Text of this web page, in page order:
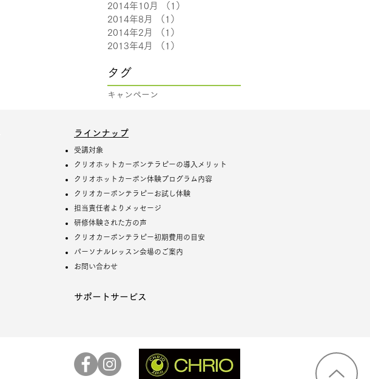
2014年10月
（1）
2014年8月
（1）
2014年2月
（1）
2013年4月
（1）
タグ
キャンペーン
ラインナップ
受講対象
クリオホットカーボンテラピーの導入メリット
クリオホットカーボン体験プログラム内容
クリオカーボンテラピーお試し体験
担当責任者よりメッセージ
研修体験された方の声
クリオカーボンテラピー初期費用の目安
パーソナルレッスン会場のご案内
お問い合わせ
サポートサービス